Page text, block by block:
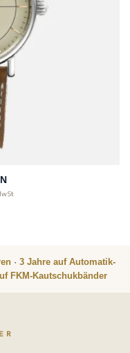
· 3 Jahre auf Automatik-
FKM-Kautschukbänder